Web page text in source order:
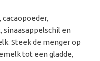
cacaopoeder,
sinaasappelschil en
Steek de menger op
tot een gladde,